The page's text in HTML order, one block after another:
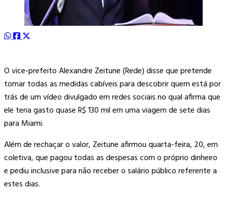
O vice-prefeito Alexandre Zeitune (Rede) disse que pretende
tomar todas as medidas cabíveis para descobrir quem está por
trás de um vídeo divulgado em redes sociais no qual afirma que
ele teria gasto quase R$ 130 mil em uma viagem de sete dias
para Miami.
Além de rechaçar o valor, Zeitune afirmou quarta-feira, 20, em
coletiva, que pagou todas as despesas com o próprio dinheiro
e pediu inclusive para não receber o salário público referente a
estes dias.